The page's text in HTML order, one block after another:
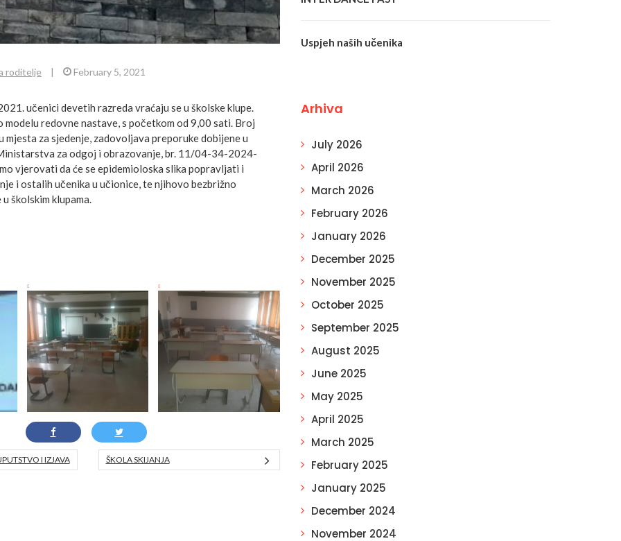
roditelje | February 5, 2021
učenici devetih razreda vraćaju se u školske klupe.
modelu redovne nastave, s početkom od 9,00 sati. Broj
mjesta za sjedenje, zadovoljava preporuke dobijene u
za odgoj i obrazovanje, br. 11/04-34-2024-
vjerovati da će se epidemioloska slika popravljati i
i ostalih učenika u učionice, te njihovo bezbrižno
školskim klupama.
I IZJAVA ŠKOLA SKIJANJA
Uspjeh naših učenika
Arhiva
July 2026
April 2026
March 2026
February 2026
January 2026
December 2025
November 2025
October 2025
September 2025
August 2025
June 2025
May 2025
April 2025
March 2025
February 2025
January 2025
December 2024
November 2024